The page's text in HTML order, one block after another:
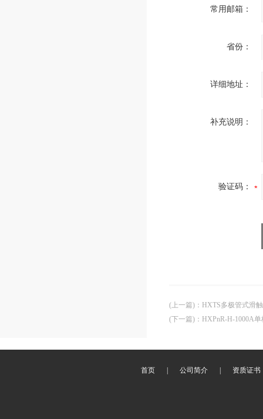
常用邮箱：
省份：
详细地址：
补充说明：
验证码：
(上一篇) ： HXTS多极管式滑
(下一篇) ： HXPnR-H-1000A
首页 公司简介 资质证书